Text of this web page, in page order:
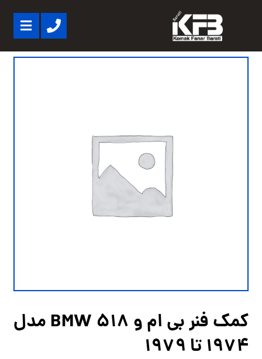
کمک فنر بی ام و BMW 518 مدل
1974 تا 1979